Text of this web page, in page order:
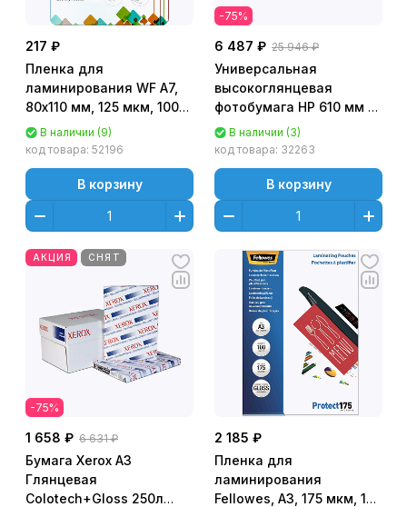
217 ₽
Пленка для
ламинирования WF А7,
80х110 мм, 125 мкм, 100
шт/упВ наличии (9)
код товара: 52196
В корзину
-75%
6 487 ₽ 25 946 ₽
Универсальная
высокоглянцевая
фотобумага HP 610 мм x
30,5 м (24 д. x 100 ф.)
[Q1426B]
В наличии (3)
код товара: 32263
В корзину
АКЦИЯ СНЯТ
-75%
1 658 ₽ 6 631 ₽
Бумага Xerox A3
Глянцевая
Colotech+Gloss 250л
2 185 ₽
Пленка для
ламинирования
Fellowes, А3, 175 мкм, 100